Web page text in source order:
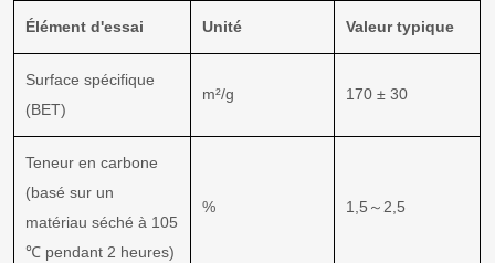
Élément d'essai Unité Valeur typique
Surface spécifique
(BET)
m²/g 170 ± 30
Teneur en carbone
(basé sur un
matériau séché à 105
℃ pendant 2 heures)
% 1,5～2,5